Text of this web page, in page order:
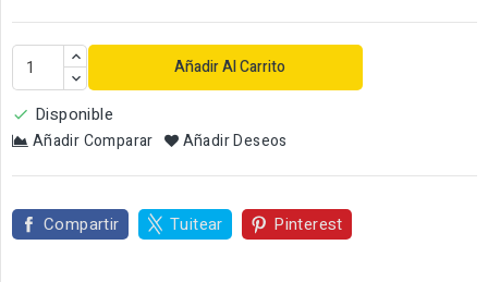
Añadir Al Carrito
 Disponible
Añadir Comparar Añadir Deseos
Compartir Tuitear Pinterest